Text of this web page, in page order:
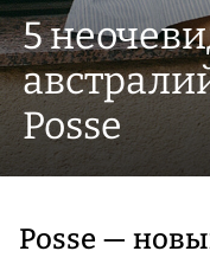
5
Posse
Posse —